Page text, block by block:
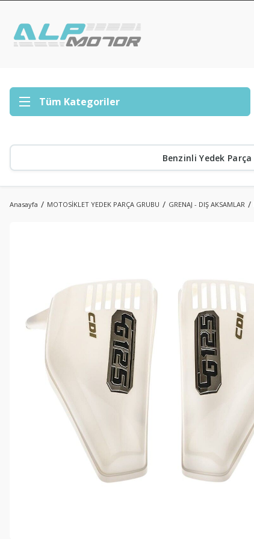
Tüm Kategoriler
Benzinli Yedek Parça
Anasayfa MOTOSİKLET YEDEK PARÇA GRUBU GRENAJ - DIŞ AKSAMLAR